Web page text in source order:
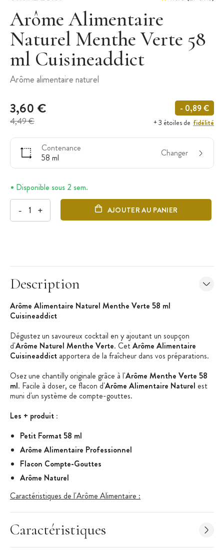
Arôme Alimentaire
Naturel Menthe Verte 58
ml Cuisineaddict
Arôme alimentaire naturel
3,60 €
4,49 €
- 0,89 €
+ 3 étoiles de fidélité
Contenance
58 ml
Changer
Disponible sous 2 sem.
- + AJOUTER AU PANIER
Description
Arôme Alimentaire Naturel Menthe Verte 58 ml
Cuisineaddict
Dégustez un savoureux cocktail en y ajoutant un soupçon
d'Arôme Naturel Menthe Verte. CetArôme Alimentaire
Cuisineaddict apportera de la fraîcheur dans vos préparations.
Osez une chantilly originale grâce à l'Arôme Menthe Verte 58
ml. Facile à doser, ce flacon d'Arôme Alimentaire Naturel est
muni d'un système de compte-gouttes.
Les + produit :
Petit Format 58 ml
Arôme Alimentaire Professionnel
Flacon Compte-Gouttes
Arôme Naturel
Caractéristiques de l'Arôme Alimentaire :
Arôme Naturel : Oui
Arôme Hydrosoluble
Caractéristiques